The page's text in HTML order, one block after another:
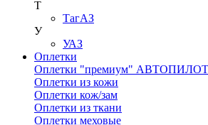
Т
ТагАЗ
У
УАЗ
Оплетки
Оплетки "премиум" АВТОПИЛОТ
Оплетки из кожи
Оплетки кож/зам
Оплетки из ткани
Оплетки меховые